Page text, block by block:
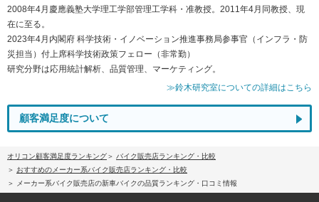
2008年4月慶應義塾大学理工学部管理工学科・准教授。2011年4月同教授、現
在に至る。
2023年4月内閣府 科学技術・イノベーション推進事務局参事官（インフラ・防
災担当）付上席科学技術政策フェロー（非常勤）
研究分野は応用統計解析、品質管理、マーケティング。
≫鈴木研究室についての詳細はこちら
顧客満足度について
オリコン顧客満足度ランキング
バイク販売店ランキング・比較
おすすめのメーカー系バイク販売店ランキング・比較
メーカー系バイク販売店の新車バイクの品質ランキング・口コミ情報